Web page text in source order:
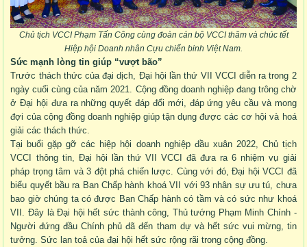
Chủ tịch VCCI Phạm Tấn Công cùng đoàn cán bộ VCCI thăm và chúc tết
Hiệp hội Doanh nhân Cựu chiến binh Việt Nam.
Sức mạnh lòng tin giúp “vượt bão”
Trước thách thức của đại dịch, Đại hội lần thứ VII VCCI diễn ra trong 2
ngày cuối cùng của năm 2021. Cộng đồng doanh nghiệp đang trông chờ
ở Đại hội đưa ra những quyết đáp đổi mới, đáp ứng yêu cầu và mong
đợi của cộng đồng doanh nghiệp giúp tận dụng được các cơ hội và hoá
giải các thách thức.
Tại buổi gặp gỡ các hiệp hội doanh nghiệp đầu xuân 2022, Chủ tịch
VCCI thông tin, Đại hội lần thứ VII VCCI đã đưa ra 6 nhiệm vụ giải
pháp trọng tâm và 3 đột phá chiến lược. Cùng với đó, Đại hội VCCI đã
biểu quyết bầu ra Ban Chấp hành khoá VII với 93 nhân sự ưu tú, chưa
bao giờ chúng ta có được Ban Chấp hành có tầm và có sức như khoá
VII. Đây là Đại hội hết sức thành công, Thủ tướng Phạm Minh Chính -
Người đứng đầu Chính phủ đã đến tham dự và hết sức vui mừng, tin
tưởng. Sức lan toả của đại hội hết sức rộng rãi trong cộng đồng.